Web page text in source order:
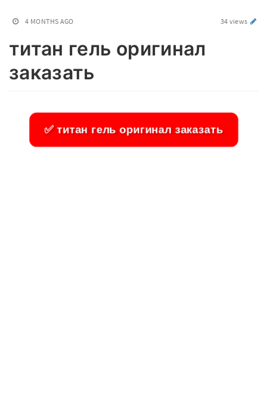
4 MONTHS AGO 34 views
титан гель оригинал
заказать
✅ титан гель оригинал заказать